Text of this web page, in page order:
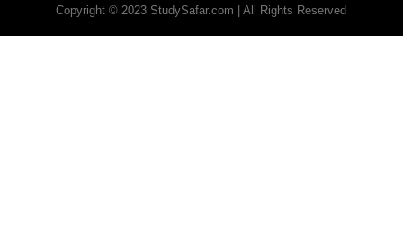
Copyright © 2023 StudySafar.com | All Rights Reserved